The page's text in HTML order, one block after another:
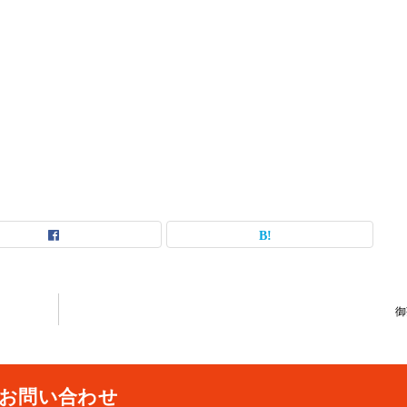
お問い合わせ